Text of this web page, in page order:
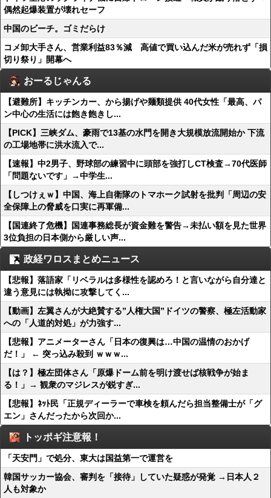
偶然起爆装置が壊れセーフ
中国のビーチ。ゴミだらけ
コメ卸大手さん、営業利益83％減 高値で買い込んだ米が売れず「損
切り祭り」開幕へ
おーるじゃんる
【避難所】キッチンカー、から揚げや麺類提供 40代女性「最高、パ
ン中心の生活には飽き飽きし...
【PICK】三峡ダム、豪雨で13基の水門を開き大規模放流開始か 下流
の工場地帯に洪水流入で...
【速報】中2男子、野球部の練習中に頭部を強打しCT検査→70代医師
「問題ないです」→中学生...
【しつけぇｗ】中国、海上自衛隊のトマホーク試射を批判「周辺の安
全保障上の脅威を口実に再軍備...
【国連終了危機】国連事務総長が資金難を警告→未払い額を見た世界
3位負担の日本側から厳しい声...
政経ワロスまとめニュース
【悲報】落語家「リベラルは多様性を認めろ！と言いながら自分達と
違う意見には執拗に攻撃してく...
【動画】左翼さんが大絶賛する”人権大国”ドイツの警察、極左活動家
への「人道的対処」が力強す...
【悲報】アニメーターさん「日本の復興は…中国の温情のおかげ
だ！」 ← 突っ込み殺到 ｗｗｗ...
【は？】極左団体さん「原爆ドーム前を明け渡せば核戦争が始ま
る！」→ 観衆のマジレスが鋭すぎ...
【悲報】ﾈｯﾄ民「正規ディーラーで車検を頼んだら担当整備士が「グ
エン」さんだったから次回か...
トッポギ注意報！
「天安門」で処分、東大は国益第一で運営を
韓国サッカー協会、審判を「接待」していた疑惑が発覚 →日本人２
人も対象か